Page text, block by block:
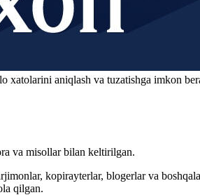
xatolarini aniqlash va tuzatishga imkon
va misollar bilan keltirilgan.
kopirayterlar, blogerlar va
qilgan.